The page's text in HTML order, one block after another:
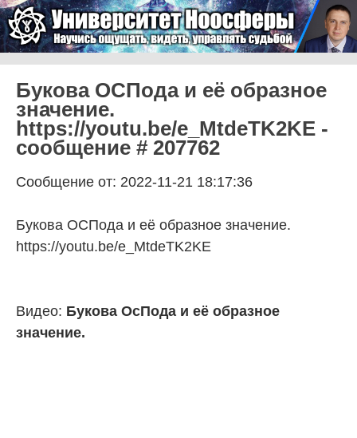
Университет Ноосферы
Букова ОСПода и её образное
значение.
https://youtu.be/e_MtdeTK2KE -
сообщение # 207762
Сообщение от: 2022-11-21 18:17:36
Букова ОСПода и её образное значение.
https://youtu.be/e_MtdeTK2KE
Видео: Букова ОсПода и её образное
значение.